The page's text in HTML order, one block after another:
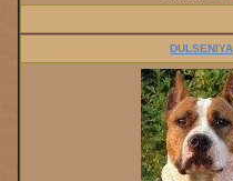
DULSENIYA